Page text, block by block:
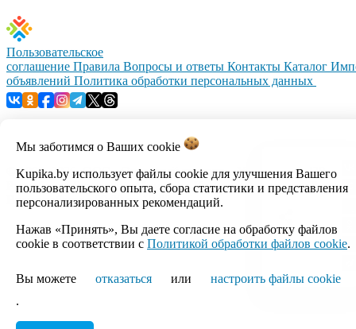
Мы заботимся о Ваших cookie
Kupika.by использует файлы cookie для улучшения Вашего
пользовательского опыта, сбора статистики и представления
персонализированных рекомендаций.
Нажав «Принять», Вы даете согласие на обработку файлов
cookie в соответствии с Политикой обработки файлов cookie.
Вы можете отказаться или
настроить файлы cookie
.
Пользовательское
соглашение Правила Вопросы и ответы Контакты Каталог
объявлений Политика обработки персональных данных
© 1999–2026, ООО «Открытый контакт». УНП 100008738.
Республика Беларусь, г.Минск, ул.Кальварийская, 17-518.
Время работы с 09:00 до 18:00.
Настройка cookie